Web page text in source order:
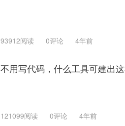
93912阅读 0评论 4年前
不用写代码，什么工具可建出
121099阅读 0评论 4年前